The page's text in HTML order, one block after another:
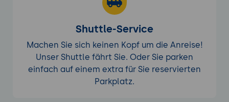
Shuttle-Service
Machen Sie sich keinen Kopf um die Anreise!
Unser Shuttle fährt Sie. Oder Sie parken
einfach auf einem extra für Sie reservierten
Parkplatz.